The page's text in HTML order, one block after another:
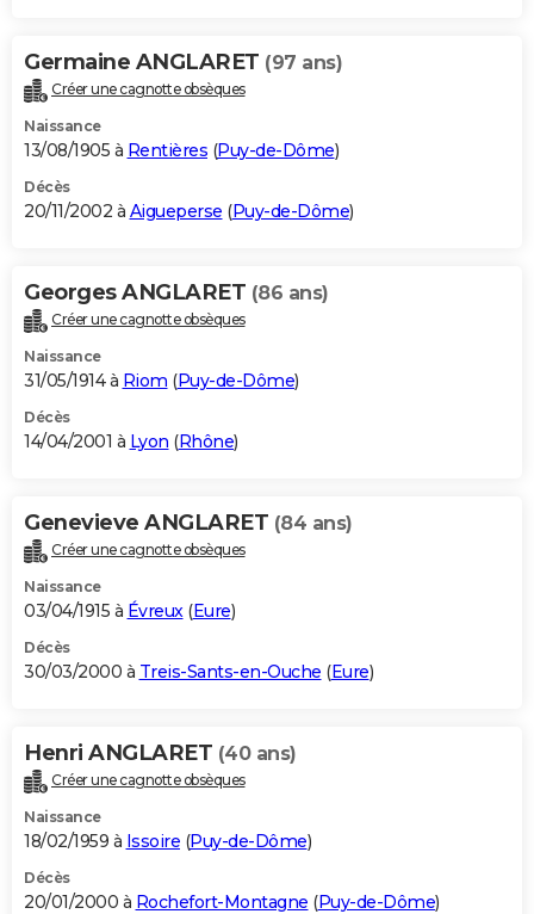
Germaine ANGLARET (97 ans)
Créer une cagnotte obsèques
Naissance
13/08/1905 à Rentières (Puy-de-Dôme)
Décès
20/11/2002 à Aigueperse (Puy-de-Dôme)
Georges ANGLARET (86 ans)
Créer une cagnotte obsèques
Naissance
31/05/1914 à Riom (Puy-de-Dôme)
Décès
14/04/2001 à Lyon (Rhône)
Genevieve ANGLARET (84 ans)
Créer une cagnotte obsèques
Naissance
03/04/1915 à Évreux(Eure)
Décès
30/03/2000 à Treis-Sants-en-Ouche (Eure)
Henri ANGLARET (40 ans)
Créer une cagnotte obsèques
Naissance
18/02/1959 à Issoire (Puy-de-Dôme)
Décès
20/01/2000 à Rochefort-Montagne (Puy-de-Dôme)